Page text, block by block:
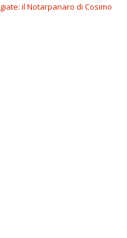
il Notarpanaro di Cosimo